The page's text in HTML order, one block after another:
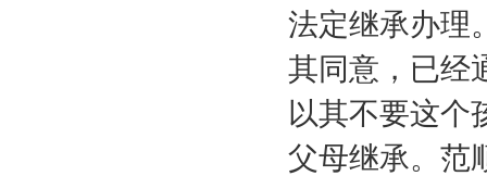
法定继承办理
其同意，已经
以其不要这个
父母继承。范